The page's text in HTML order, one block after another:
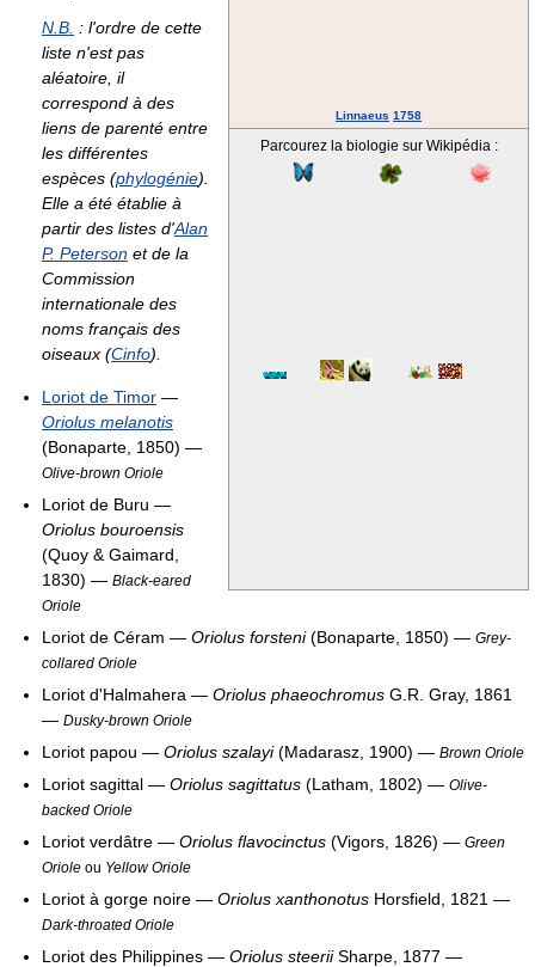
Linnaeus 1758
Parcourez la biologie sur Wikipédia :
N.B. : l'ordre de cette
liste n'est pas
aléatoire, il
correspond à des
liens de parenté entre
les différentes
espèces (phylogénie).
Elle a été établie à
partir des listes d'Alan
P. Peterson et de la
Commission
internationale des
noms français des
oiseaux (Cinfo).
Loriot de Timor —
Oriolus melanotis
(Bonaparte, 1850) —
Olive-brown Oriole
Loriot de Buru —
Oriolus bouroensis
(Quoy & Gaimard,
1830) — Black-eared
Oriole
Loriot de Céram — Oriolus forsteni(Bonaparte, 1850) — Grey-
collared Oriole
Loriot d'Halmahera — Oriolus phaeochromus G.R. Gray, 1861
— Dusky-brown Oriole
Loriot papou — Oriolus szalayi(Madarasz, 1900) — Brown Oriole
Loriot sagittal — Oriolus sagittatus (Latham, 1802) — Olive-
backed Oriole
Loriot verdâtre — Oriolus flavocinctus (Vigors, 1826) — Green
Oriole ou Yellow Oriole
Loriot à gorge noire — Oriolus xanthonotus Horsfield, 1821 —
Dark-throated Oriole
Loriot des Philippines — Oriolus steeriiSharpe, 1877 —